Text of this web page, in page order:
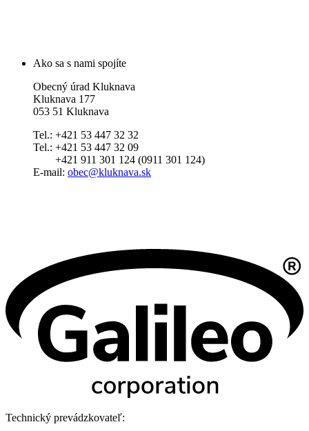
Ako sa s nami spojíte
Obecný úrad Kluknava
Kluknava 177
053 51 Kluknava
Tel.: +421 53 447 32 32
Tel.: +421 53 447 32 09
+421 911 301 124 (0911 301 124)
E-mail: obec@kluknava.sk
Technický prevádzkovateľ: